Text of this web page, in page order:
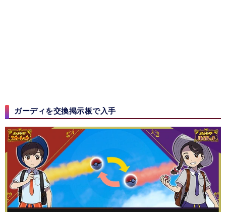
ガーディを交換掲示板で入手